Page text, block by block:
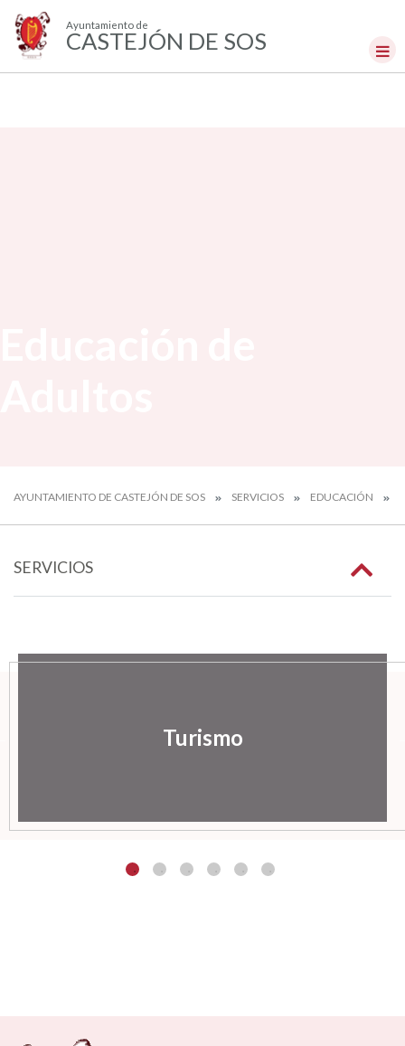
Ayuntamiento de
CASTEJÓN DE SOS
AYUNTAMIENTO DE CASTEJÓN DE SOS SERVICIOS EDUCACIÓN
SERVICIOS
Turismo